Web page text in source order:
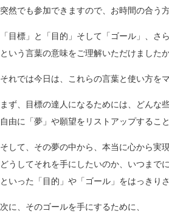
突然でも参加できますので、お時間の合う
「目標」と「目的」そして「ゴール」、さ
という言葉の意味をご理解いただけました
それでは今日は、これらの言葉と使い方を
まず、目標の達人になるためには、どんな
自由に「夢」や願望をリストアップするこ
そして、その夢の中から、本当に心から実
どうしてそれを手にしたいのか、いつまで
といった「目的」や「ゴール」をはっきりさ
次に、そのゴールを手にするために、